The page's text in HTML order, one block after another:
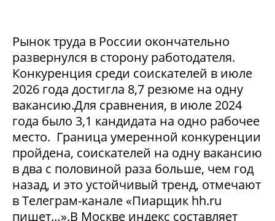
Рынок труда в России окончательно
развернулся в сторону работодателя.
Конкуренция среди соискателей в июле
2026 года достигла 8,7 резюме на одну
вакансию.Для сравнения, в июле 2024
года было 3,1 кандидата на одно рабочее
место. Граница умеренной конкуренции
пройдена, соискателей на одну вакансию
в два с половиной раза больше, чем год
назад, и это устойчивый тренд, отмечают
в Телеграм-канале «Пиарщик hh.ru
пишет…».В Москве индекс составляет